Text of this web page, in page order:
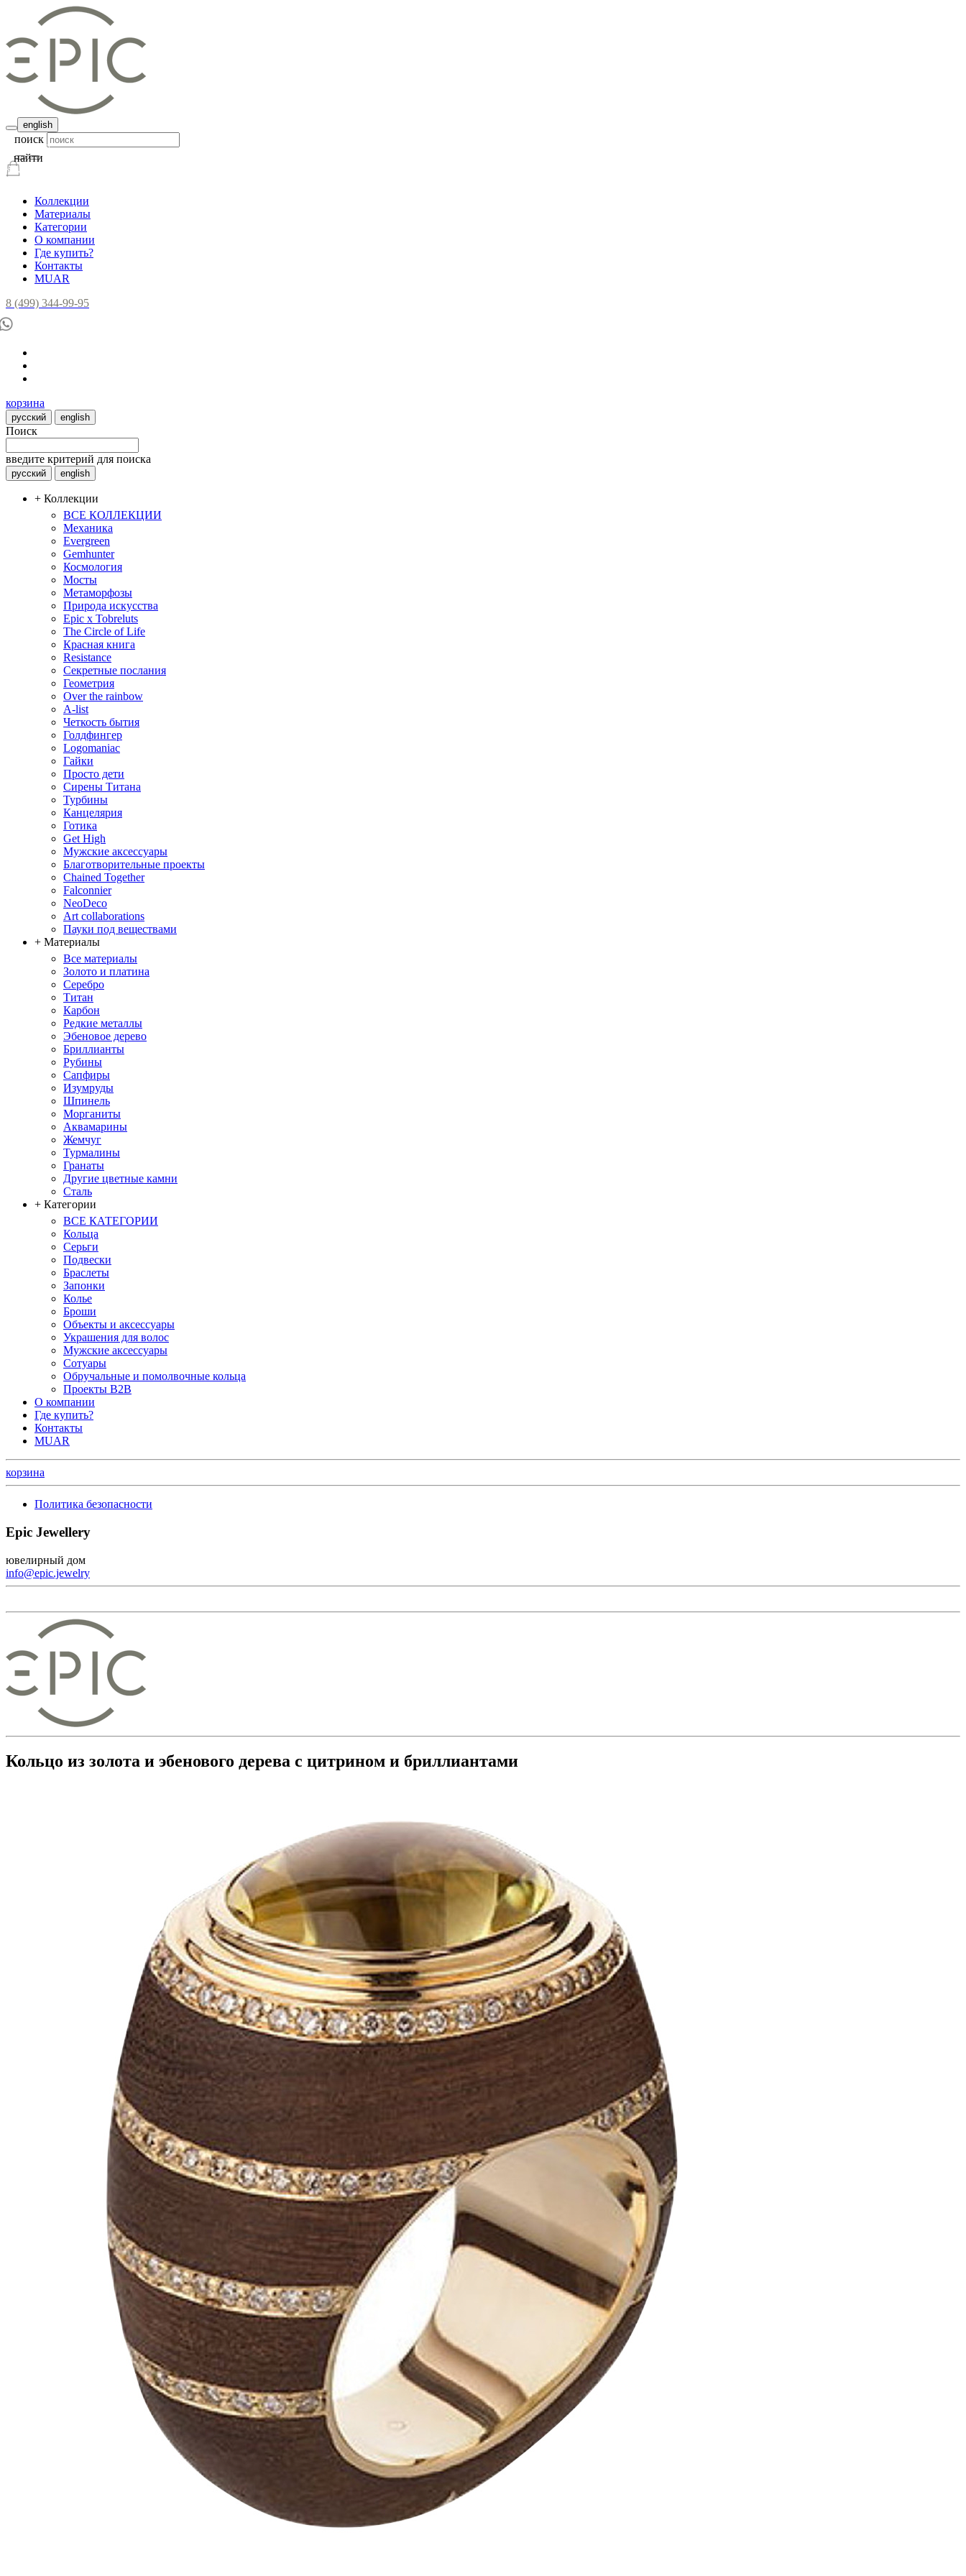
english
поиск
Коллекции
Материалы
Категории
О компании
Где купить?
Контакты
MUAR
8 (499) 344-99-95
корзина
русский english
Поиск
найти
введите критерий для поиска
русский english
+ Коллекции
ВСЕ КОЛЛЕКЦИИ
Механика
Evergreen
Gemhunter
Космология
Мосты
Метаморфозы
Природа искусства
Epic x Tobreluts
The Circle of Life
Красная книга
Resistance
Секретные послания
Геометрия
Over the rainbow
A-list
Четкость бытия
Голдфингер
Logomaniac
Гайки
Просто дети
Сирены Титана
Турбины
Канцелярия
Готика
Get High
Мужские аксессуары
Благотворительные проекты
Chained Together
Falconnier
NeoDeco
Аrt collaborations
Пауки под веществами
+ Материалы
Все материалы
Золото и платина
Серебро
Титан
Карбон
Редкие металлы
Эбеновое дерево
Бриллианты
Рубины
Сапфиры
Изумруды
Шпинель
Морганиты
Аквамарины
Жемчуг
Турмалины
Гранаты
Другие цветные камни
Сталь
+ Категории
ВСЕ КАТЕГОРИИ
Кольца
Серьги
Подвески
Браслеты
Запонки
Колье
Броши
Объекты и аксессуары
Украшения для волос
Мужские аксессуары
Сотуары
Обручальные и помолвочные кольца
Проекты B2B
О компании
Где купить?
Контакты
MUAR
корзина
Политика безопасности
Epic Jewellery
ювелирный дом
info@epic.jewelry
Кольцо из золота и эбенового дерева с цитрином и бриллиантами